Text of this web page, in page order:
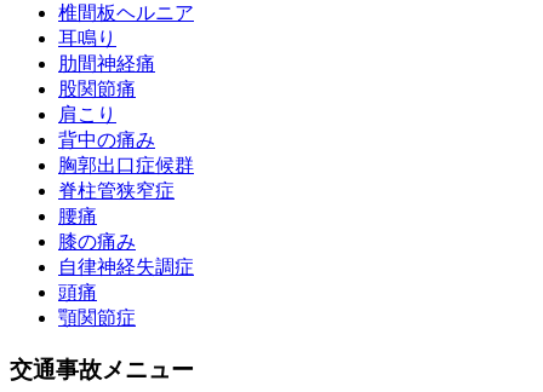
椎間板ヘルニア
耳鳴り
肋間神経痛
股関節痛
肩こり
背中の痛み
胸郭出口症候群
脊柱管狭窄症
腰痛
膝の痛み
自律神経失調症
頭痛
顎関節症
交通事故メニュー